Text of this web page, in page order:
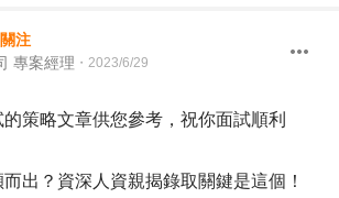
關注
專案經理 ・ 2023/6/29
策略文章供您參考，祝你面試順利
出？資深人資親揭錄取關鍵是這個！